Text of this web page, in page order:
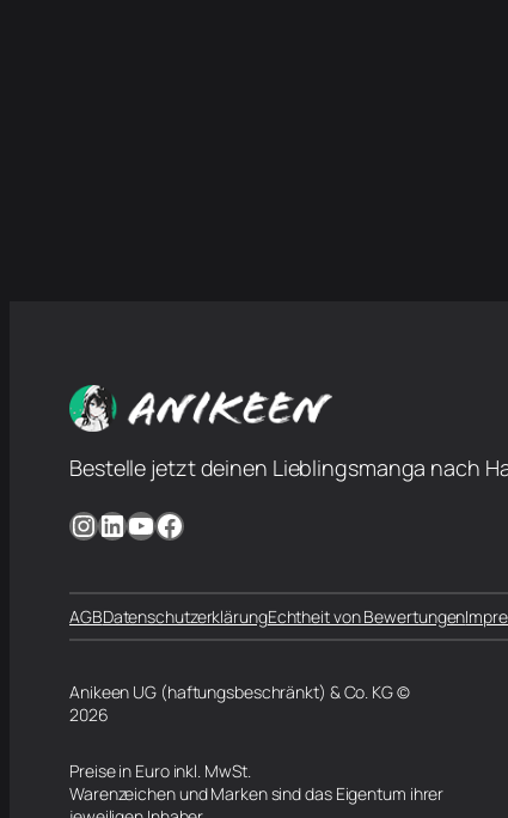
Bestelle jetzt deinen Lieblingsmanga nach
InstagramLinkedIn YouTube Facebook
AGBDatenschutzerklärungEchtheit von Bewertungen
Anikeen UG (haftungsbeschränkt) & Co. KG ©
2026
Preise in Euro inkl. MwSt.
Warenzeichen und Marken sind das Eigentum ihrer